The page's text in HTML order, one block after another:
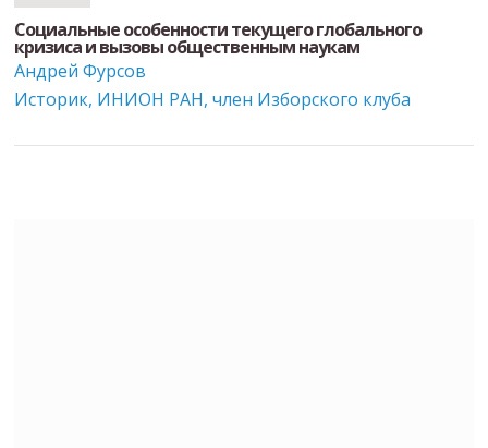
Социальные особенности текущего глобального
кризиса и вызовы общественным наукам
Андрей Фурсов
Историк, ИНИОН РАН, член Изборского клуба